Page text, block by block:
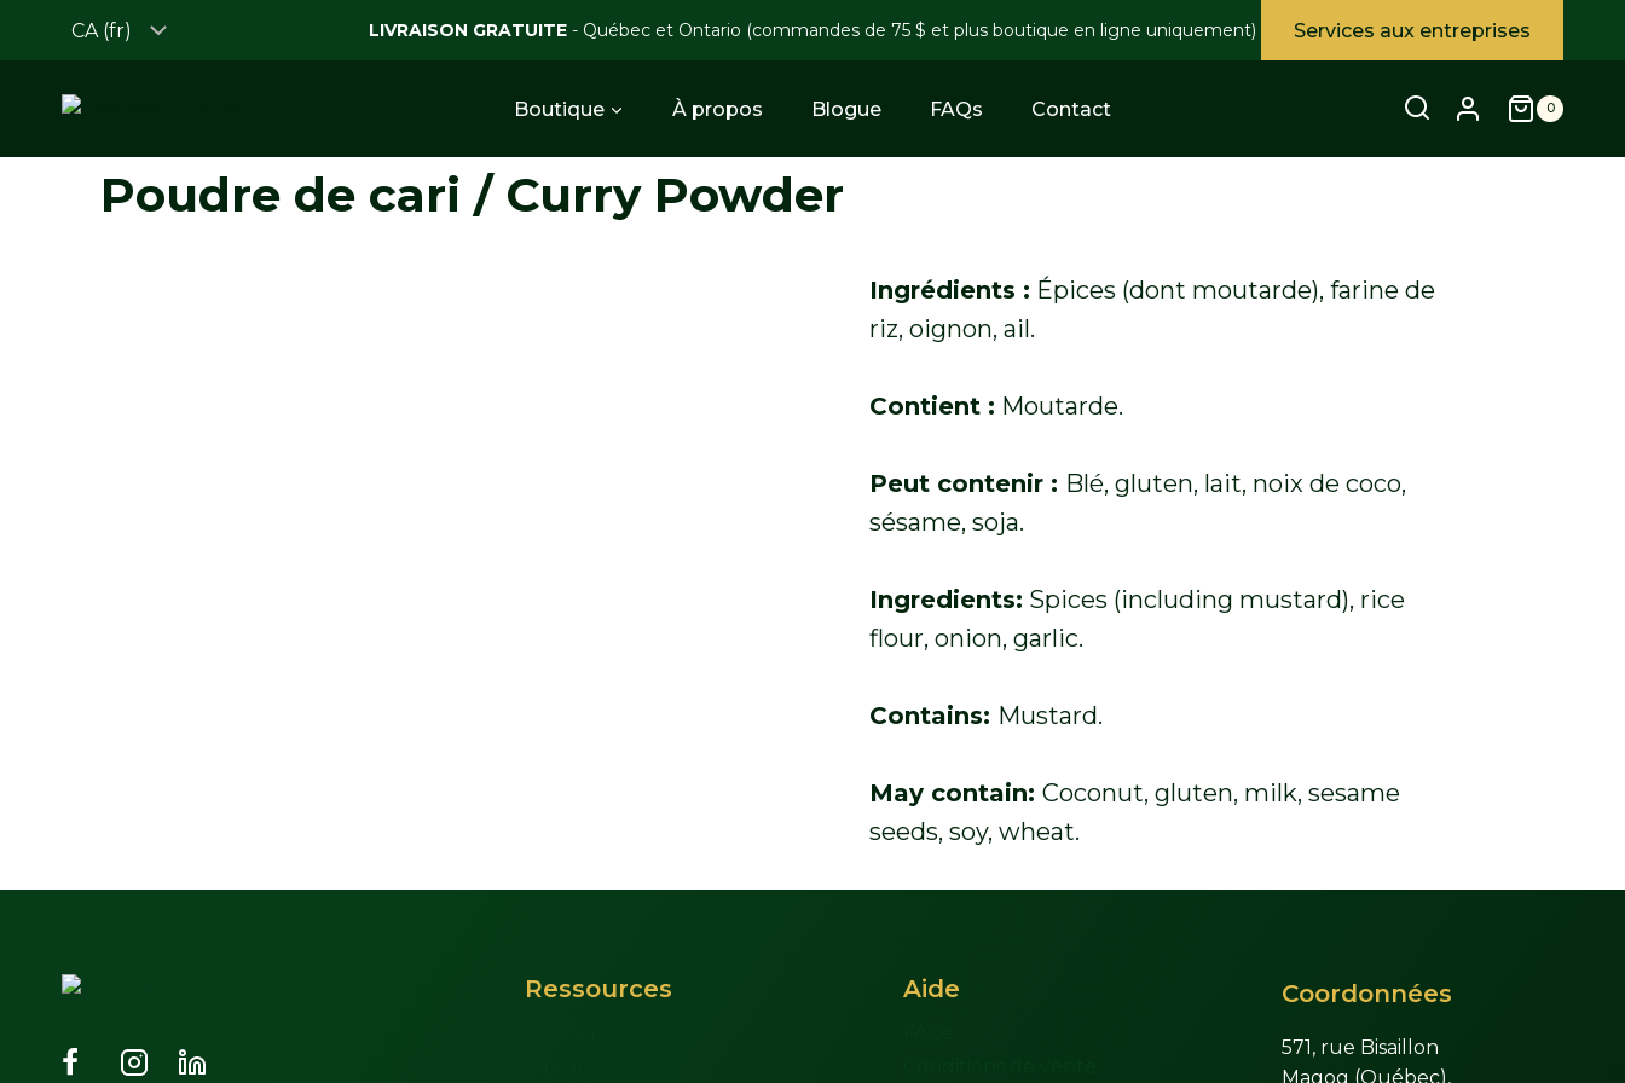
LIVRAISON GRATUITE - Québec et Ontario (commandes de 75 $ et plus boutique en ligne uniquement) Services aux entreprises
Boutique À propos Blogue FAQs Contact 0
Poudre de cari / Curry Powder
Ingrédients : Épices (dont moutarde), farine de
riz, oignon, ail.
Contient : Moutarde.
Peut contenir : Blé, gluten, lait, noix de coco,
sésame, soja.
Ingredients: Spices (including mustard), rice
flour, onion, garlic.
Contains: Mustard.
May contain:Coconut, gluten, milk, sesame
seeds, soy, wheat.
Ressources Aide Coordonnées
571, rue Bisaillon
Magog (Québec),